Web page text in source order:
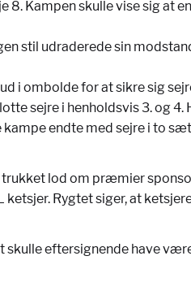
Kampen skulle vise sig at
stil udraderede sin
i ombolde for at sikre sig
sejre i henholdsvis 3. og 4.
endte med sejre i to
lod om præmier
Rygtet siger, at
eftersignende have